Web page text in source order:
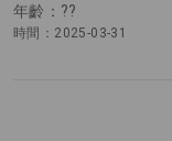
年齡：??
時間：2025-03-31